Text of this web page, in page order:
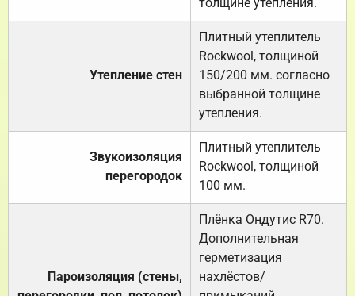
Утепление стен
Плитный утеплитель
Rockwool, толщиной
150/200 мм. согласно
выбранной толщине
утепления.
Звукоизоляция
перегородок
Плитный утеплитель
Rockwool, толщиной
100 мм.
Пароизоляция (стены,
Плёнка Ондутис R70.
Дополнительная
герметизация
нахлёстов/